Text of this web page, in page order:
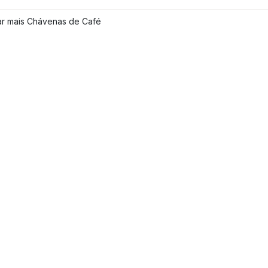
mais Chávenas de Café